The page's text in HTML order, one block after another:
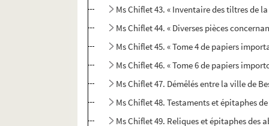
Ms Chiflet 43. « Inventaire des tiltres de
Ms Chiflet 44. « Diverses pièces
Ms Chiflet 45. « Tome 4 de papiers
Ms Chiflet 46. « Tome 6 de papiers
Ms Chiflet 47. Démêlés entre la ville de
Ms Chiflet 48. Testaments et épitaphes
Ms Chiflet 49. Reliques et épitaphes des